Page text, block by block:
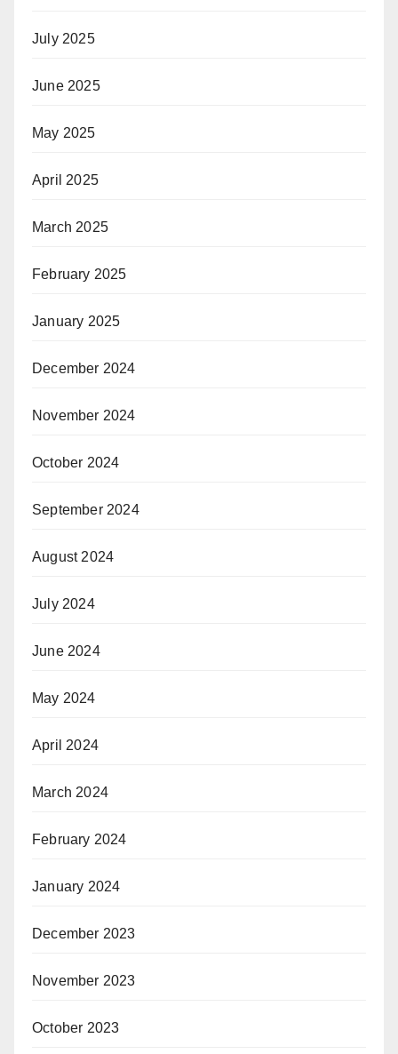
July 2025
June 2025
May 2025
April 2025
March 2025
February 2025
January 2025
December 2024
November 2024
October 2024
September 2024
August 2024
July 2024
June 2024
May 2024
April 2024
March 2024
February 2024
January 2024
December 2023
November 2023
October 2023